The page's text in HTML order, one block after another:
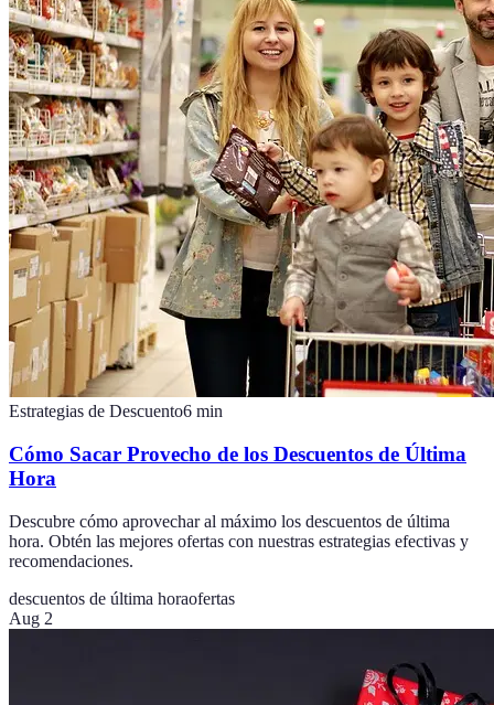
Estrategias de Descuento6 min
Cómo Sacar Provecho de los Descuentos de Última
Hora
Descubre cómo aprovechar al máximo los descuentos de última
hora. Obtén las mejores ofertas con nuestras estrategias efectivas y
recomendaciones.
descuentos de última horaofertas
Aug 2